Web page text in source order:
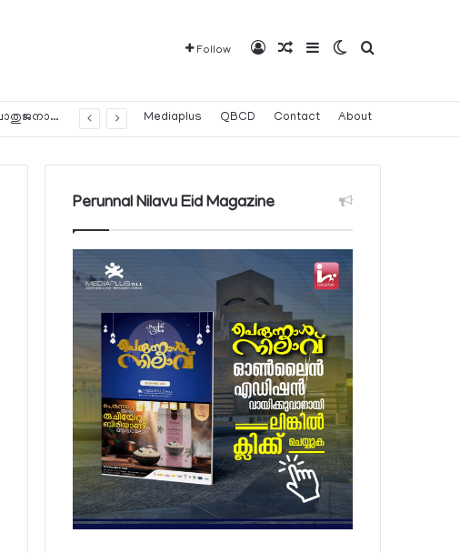
Follow Log InRandom Article
SidebarSwitch skin
Search for
യാത്രക്കാര്‍ക്ക് ഖത്തറിലേക്ക് കൊണ്ടുവരാവുന്ന 140 നിയന്ത്രിത മരുന്നുകളുടെ പട്ടിക പ്രസിദ്ധീകരിച്ച് പൊതുജനാരോഗ്യ മന്ത്രാലയം Mediaplus QBCD Contact About
Perunnal Nilavu Eid Magazine